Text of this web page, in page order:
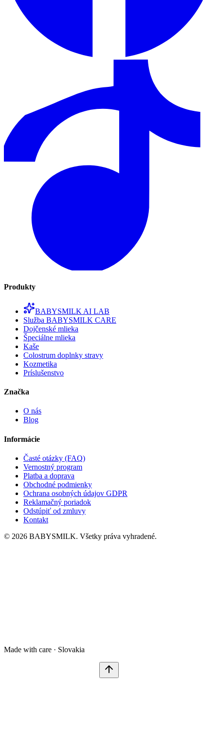
Produkty
BABYSMILK AI LAB
Služba BABYSMILK CARE
Dojčenské mlieka
Špeciálne mlieka
Kaše
Colostrum doplnky stravy
Kozmetika
Príslušenstvo
Značka
O nás
Blog
Informácie
Časté otázky (FAQ)
Vernostný program
Platba a doprava
Obchodné podmienky
Ochrana osobných údajov GDPR
Reklamačný poriadok
Odstúpiť od zmluvy
Kontakt
© 2026 BABYSMILK. Všetky práva vyhradené.
Made with care · Slovakia